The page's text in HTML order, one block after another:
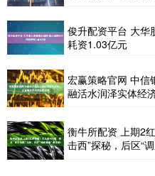
俊升配资平台 大华
耗资1.03亿元
宏赢策略官网 中信
融活水润泽实体经
衡牛所配资 上期2
击西”探秘，后区“